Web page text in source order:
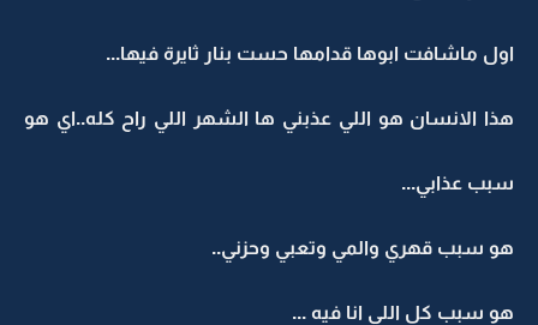
اول ماشافت ابوها قدامها حست بنار ثايرة فيها...
هذا الانسان هو اللي عذبني ها الشهر اللي راح كله..اي هو
سبب عذابي...
هو سبب قهري والمي وتعبي وحزني..
هو سبب كل اللي انا فيه ...